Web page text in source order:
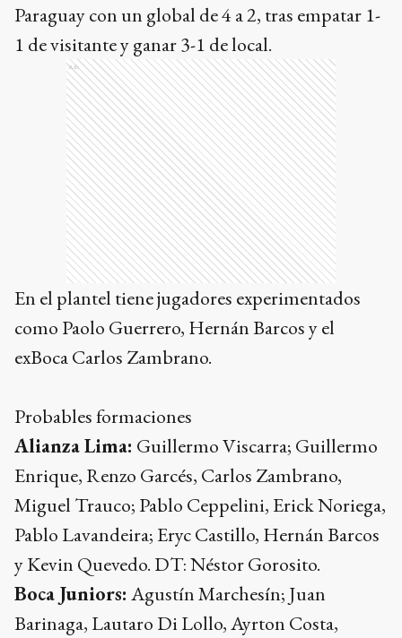
Paraguay con un global de 4 a 2, tras empatar 1-
1 de visitante y ganar 3-1 de local.
Ads
En el plantel tiene jugadores experimentados
como Paolo Guerrero, Hernán Barcos y el
exBoca Carlos Zambrano.
Probables formaciones
Alianza Lima: Guillermo Viscarra; Guillermo
Enrique, Renzo Garcés, Carlos Zambrano,
Miguel Trauco; Pablo Ceppelini, Erick Noriega,
Pablo Lavandeira; Eryc Castillo, Hernán Barcos
y Kevin Quevedo. DT: Néstor Gorosito.
Boca Juniors: Agustín Marchesín; Juan
Barinaga, Lautaro Di Lollo, Ayrton Costa,